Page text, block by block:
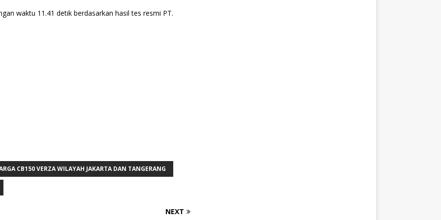
waktu 11.41 detik berdasarkan hasil tes resmi PT.
CB150 VERZA WILAYAH JAKARTA DAN TANGERANG
NEXT